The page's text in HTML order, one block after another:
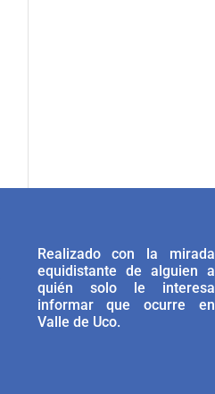
Realizado con la mirada
equidistante de alguien a
quién solo le interesa
informar que ocurre en
Valle de Uco.